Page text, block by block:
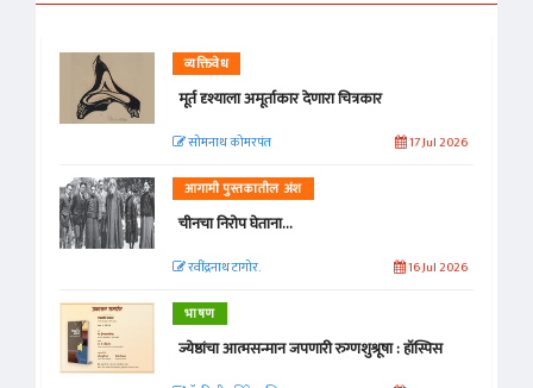
व्यक्तिवेध
मूर्त दृश्याला अमूर्ताकार देणारा चित्रकार
सोमनाथ कोमरपंत 17 Jul 2026
आगामी पुस्तकातील अंश
चीनचा निरोप घेताना...
रवींद्रनाथ टागोर. 16 Jul 2026
भाषण
ज्येष्ठांचा आत्मसन्मान जपणारी रुग्णशुश्रूषा : हॉस्पिस